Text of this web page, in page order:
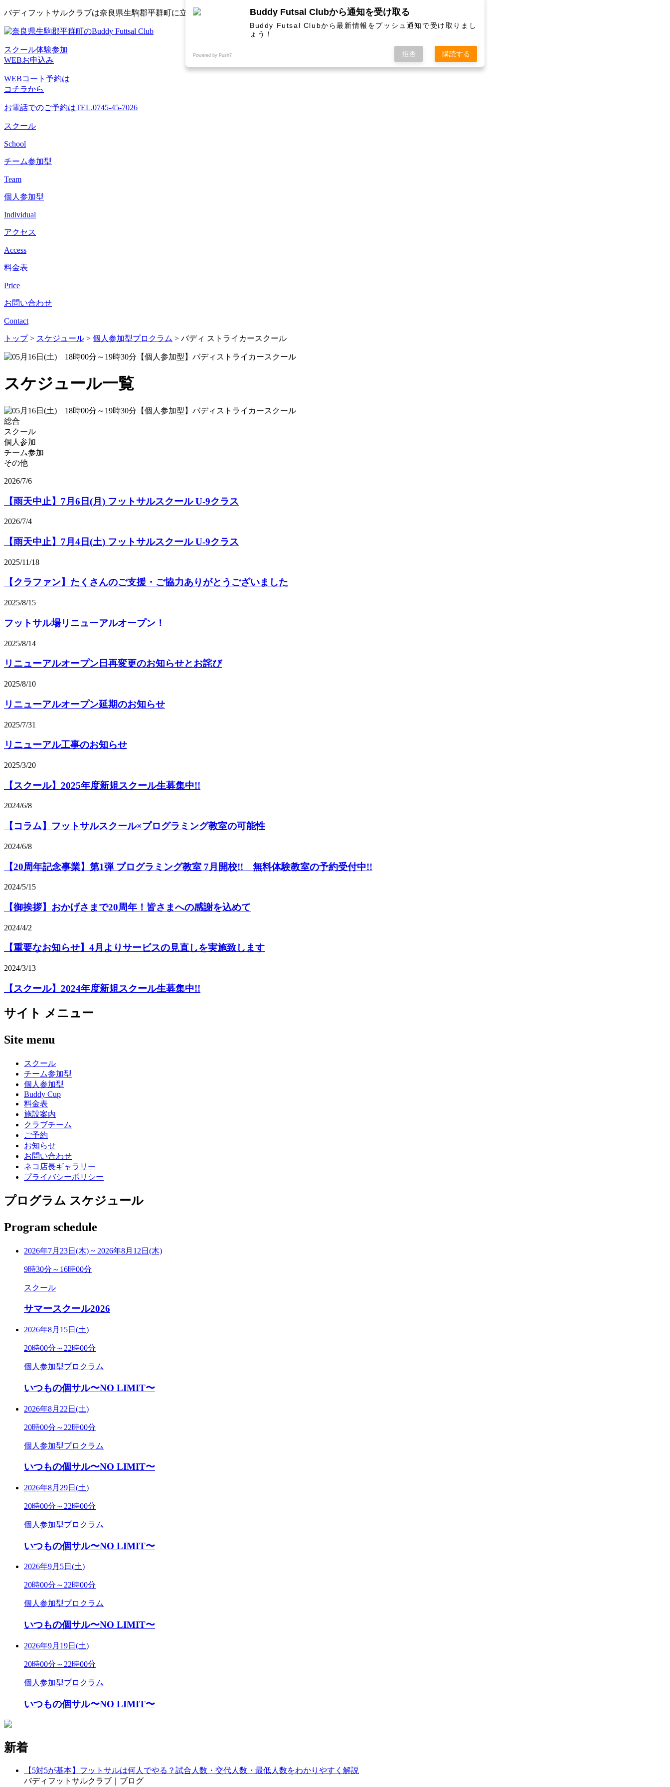
コ
テ
ツ
へ
ス
キ
プ
バディフットサルクラブは奈良県生駒郡平群町に立地するフットサル施設です。
スクール体験参加
WEBお申込み
WEBコート予約は
コチラから
お電話でのご予約はTEL.0745-45-7026
スクール
School
チーム参加型
Team
個人参加型
Individual
アクセス
Access
料金表
Price
お問い合わせ
Contact
トップ> スケジュール > 個人参加型プロクラム > バディ ストライカースクール
スケジュール一覧
総合
スクール
個人参加
チーム参加
その他
2026/7/6
【雨天中止】7月6日(月) フットサルスクール U-9クラス
2026/7/4
【雨天中止】7月4日(土) フットサルスクール U-9クラス
2025/11/18
【クラファン】たくさんのご支援・ご協力ありがとうございました
2025/8/15
フットサル場リニューアルオープン！
2025/8/14
リニューアルオープン日再変更のお知らせとお詫び
2025/8/10
リニューアルオープン延期のお知らせ
2025/7/31
リニューアル工事のお知らせ
2025/3/20
【スクール】2025年度新規スクール生募集中!!
2024/6/8
【コラム】フットサルスクール×プログラミング教室の可能性
2024/6/8
【20周年記念事業】第1弾 プログラミング教室 7月開校!! 無料体験教室の予約受付中!!
2024/5/15
【御挨拶】おかげさまで20周年！皆さまへの感謝を込めて
2024/4/2
【重要なお知らせ】4月よりサービスの見直しを実施致します
2024/3/13
【スクール】2024年度新規スクール生募集中!!
サイト メニュー
Site menu
スクール
チーム参加型
個人参加型
Buddy Cup
料金表
施設案内
クラブチーム
ご予約
お知らせ
お問い合わせ
ネコ店長ギャラリー
プライバシーポリシー
プログラム スケジュール
Program schedule
2026年7月23日(木) ~ 2026年8月12日(木)
9時30分～16時00分
スクール
サマースクール2026
2026年8月15日(土)
20時00分～22時00分
個人参加型プロクラム
いつもの個サル〜NO LIMIT〜
2026年8月22日(土)
20時00分～22時00分
個人参加型プロクラム
いつもの個サル〜NO LIMIT〜
2026年8月29日(土)
20時00分～22時00分
個人参加型プロクラム
いつもの個サル〜NO LIMIT〜
2026年9月5日(土)
20時00分～22時00分
個人参加型プロクラム
いつもの個サル〜NO LIMIT〜
2026年9月19日(土)
20時00分～22時00分
個人参加型プロクラム
いつもの個サル〜NO LIMIT〜
新着
【5対5が基本】フットサルは何人でやる？試合人数・交代人数・最低人数をわかりやすく解説
バディフットサルクラブ｜ブログ
Buddy Futsal Clubから通知を受け取る
Buddy Futsal Clubから最新情報をプッシュ通知で受け取りまし
ょう！
Powered by Push7 拒否 購読する